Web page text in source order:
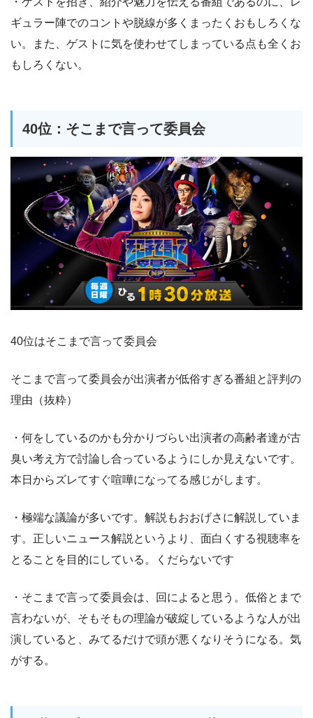
ギュラー陣でのコントや脱線が多くまったくおもしろくな
い。また、ゲストに気を使わせてしまっている点も全くお
もしろくない。
40位：そこまで言って委員会
40位はそこまで言って委員会
そこまで言って委員会が出演者が低俗すぎる番組と評判の
理由（抜粋）
・何をしているのかも分かりづらい出演者の高齢者達が古
臭い考え方で討論し合っているようにしか見えないです。
本日からズレてすぐ喧嘩になってる感じがします。
・極端な議論が多いです。解説もおおげさに解説していま
す。正しいニュース解説というより、面白くする視聴率を
とることを目的にしている。くだらないです
・そこまで言って委員会は、回によると思う。低俗とまで
言わないが、そもそもの理論が破綻しているような人が出
演していると、みてるだけで頭が悪くなりそうになる。気
がする。